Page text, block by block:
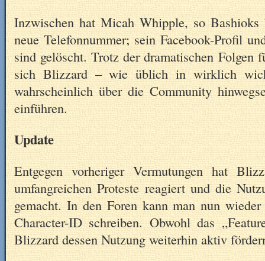
Inzwischen hat Micah Whipple, so Bashioks
neue Telefonnummer; sein Facebook-Profil
sind gelöscht. Trotz der dramatischen
sich Blizzard – wie üblich in wirklich
wahrscheinlich über die Community
einführen.
Update
Entgegen vorheriger Vermutungen hat
umfangreichen Proteste reagiert und die
gemacht. In den Foren kann man nun
Character-ID schreiben. Obwohl das
Blizzard dessen Nutzung weiterhin aktiv